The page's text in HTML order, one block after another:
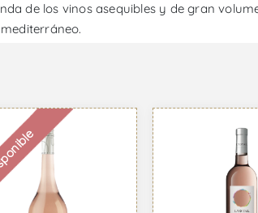
de los vinos asequibles y de gran